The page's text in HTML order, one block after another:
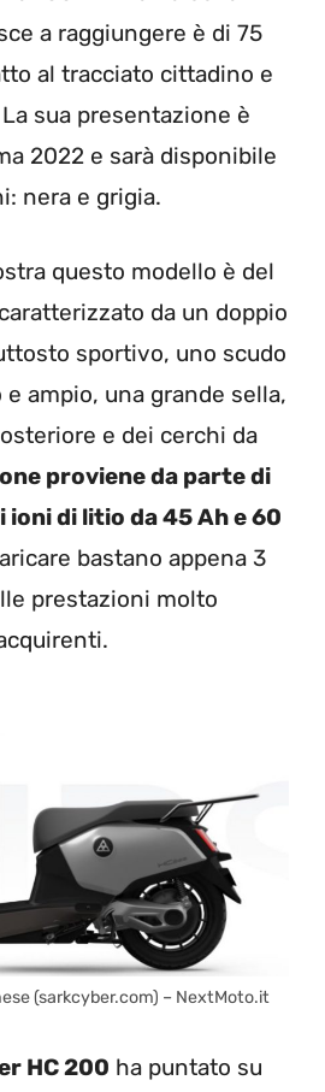
a raggiungere è di 75
al tracciato cittadino e
sua presentazione è
2022 e sarà disponibile
nera e grigia.
questo modello è del
da un doppio
sportivo, uno scudo
ampio, una grande sella,
e dei cerchi da
proviene da parte di
di litio da 45 Ah e 60
bastano appena 3
prestazioni molto
(sarkcyber.com) – NextMoto.it
HC 200 ha puntato su